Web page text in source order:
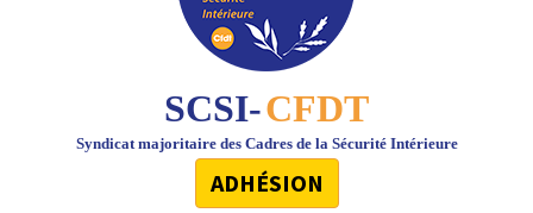
SCSI-CFDT
Syndicat majoritaire des Cadres de la Sécurité Intérieure
ADHÉSION